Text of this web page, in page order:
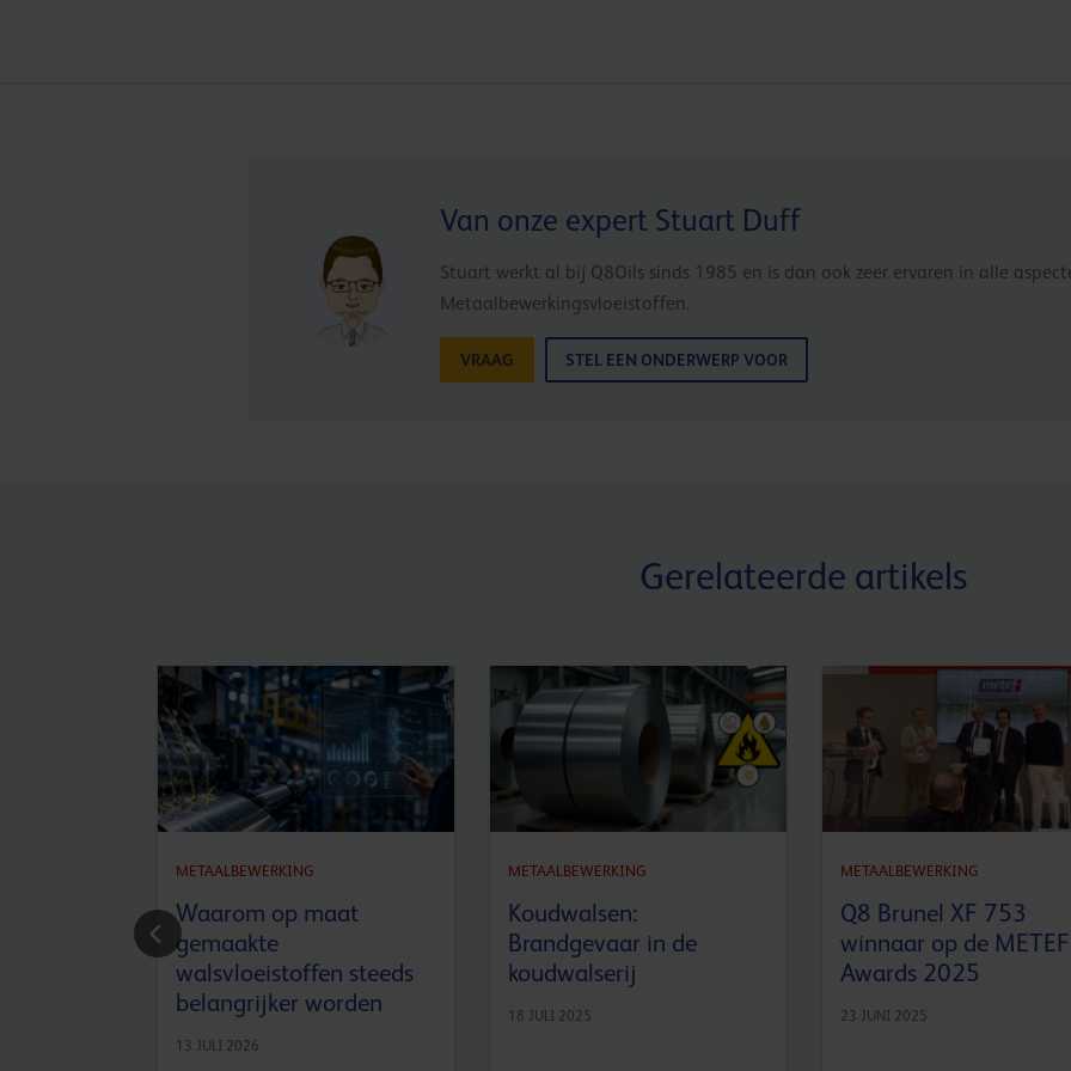
Van onze expert Stuart Duff
Stuart werkt al bij Q8Oils sinds 1985 en is dan ook zeer ervaren in alle
Metaalbewerkingsvloeistoffen.
VRAAG STEL EEN ONDERWERP VOOR
Gerelateerde artikels
METAALBEWERKING
Waarom op maat
gemaakte
walsvloeistoffen steeds
belangrijker worden
13 JULI 2026
METAALBEWERKING
Koudwalsen:
Brandgevaar in de
koudwalserij
18 JULI 2025
METAALBEWERKING
Q8 Brunel XF 753
winnaar op de METEF
Awards 2025
23 JUNI 2025